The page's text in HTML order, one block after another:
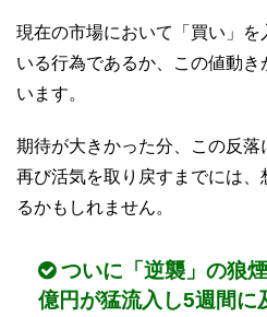
現在の市場において「買い」
いる行為であるか、この値動
います。
期待が大きかった分、この反
再び活気を取り戻すまでには
るかもしれません。
ついに「逆襲」の狼
億円が猛流入し5週間に